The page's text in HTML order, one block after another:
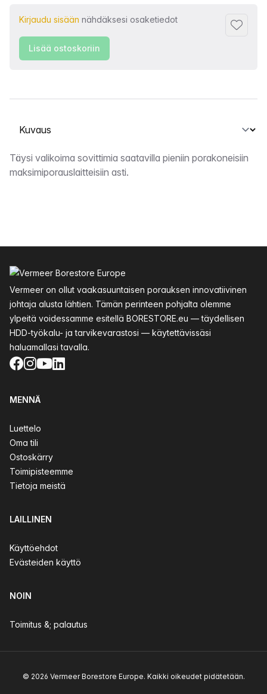
Kirjaudu sisään nähdäksesi osaketiedot
Lisää
Lisää ostoskoriin
Valitse välilehti
Kuvaus
Täysi valikoima sovittimia saatavilla pieniin porakoneisiin
maksimiporauslaitteisiin asti.
Vermeer on ollut vaakasuuntaisen porauksen innovatiivinen
johtaja alusta lähtien. Tämän perinteen pohjalta olemme
ylpeitä voidessamme esitellä BORESTORE.eu — täydellisen
HDD-työkalu- ja tarvikevarastosi — käytettävissäsi
haluamallasi tavalla.
Facebook
Instagram
YouTube
LinkedIn
MENNÄ
Luettelo
Oma tili
Ostoskärry
Toimipisteemme
Tietoja meistä
LAILLINEN
Käyttöehdot
Evästeiden käyttö
NOIN
Toimitus &; palautus
© 2026 Vermeer Borestore Europe. Kaikki oikeudet pidätetään.